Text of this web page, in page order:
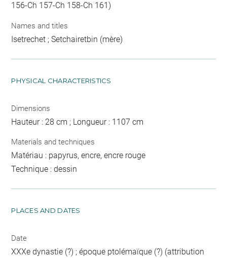
156-Ch 157-Ch 158-Ch 161)
Names and titles
Isetrechet ; Setchairetbin (mère)
PHYSICAL CHARACTERISTICS
Dimensions
Hauteur : 28 cm ; Longueur : 1107 cm
Materials and techniques
Matériau : papyrus, encre, encre rouge
Technique : dessin
PLACES AND DATES
Date
XXXe dynastie (?) ; époque ptolémaïque (?) (attribution